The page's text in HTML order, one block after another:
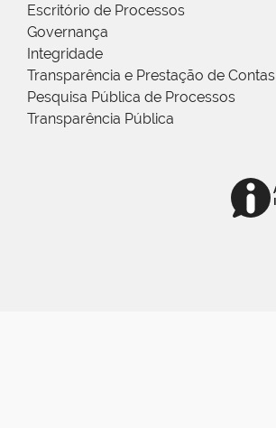
Escritório de Processos
Governança
Integridade
Transparência e Prestação de Contas
Pesquisa Pública de Processos
Transparência Pública